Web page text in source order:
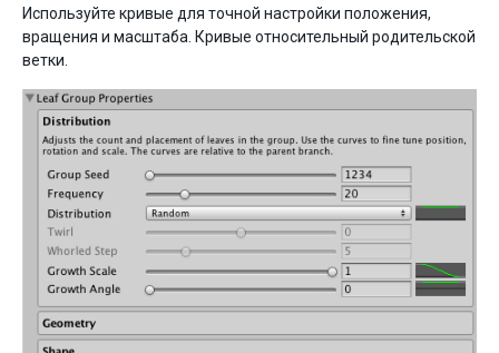
Используйте кривые для точной настройки положения,
вращения и масштаба. Кривые относительный родительской
ветки.